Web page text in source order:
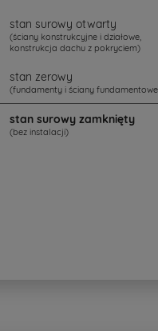
stan surowy otwarty
(ściany konstrukcyjne i działowe,
konstrukcja dachu z pokryciem)
stan zerowy
(fundamenty i ściany
stan surowy zamknięty
(bez instalacji)